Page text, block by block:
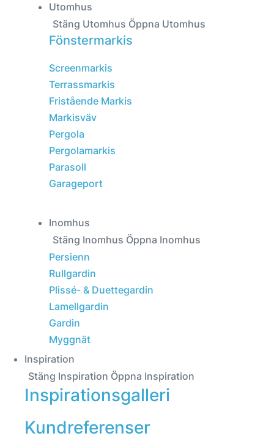
Utomhus
Stäng Utomhus Öppna Utomhus
Fönstermarkis
Screenmarkis
Terrassmarkis
Fristående Markis
Markisväv
Pergola
Pergolamarkis
Parasoll
Garageport
Inomhus
Stäng Inomhus Öppna Inomhus
Persienn
Rullgardin
Plissé- & Duettegardin
Lamellgardin
Gardin
Myggnät
Inspiration
Stäng Inspiration Öppna Inspiration
Inspirationsgalleri
Kundreferenser